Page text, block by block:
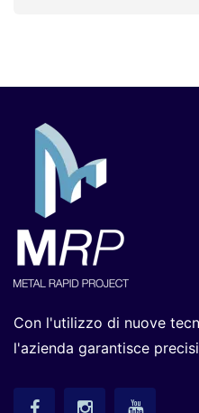
Con l'utilizzo di nuove
l'azienda garantisce